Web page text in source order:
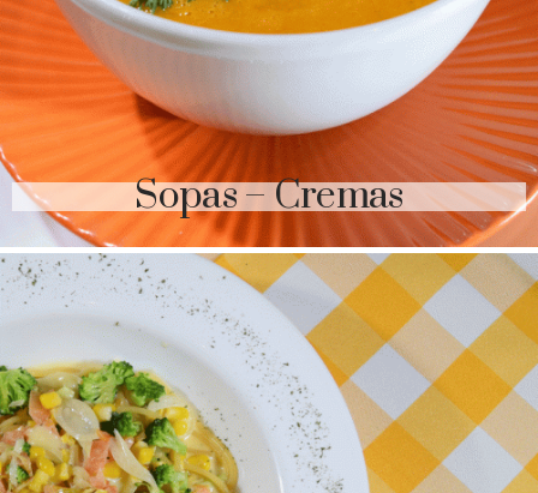
Sopas – Cremas